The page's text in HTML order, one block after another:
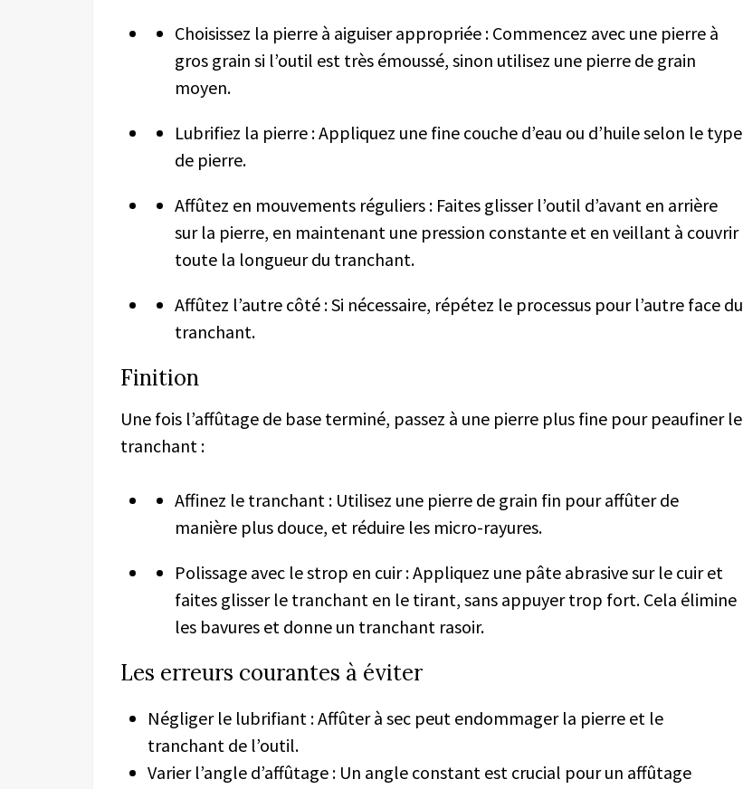
Choisissez la pierre à aiguiser appropriée : Commencez avec une pierre à
gros grain si l’outil est très émoussé, sinon utilisez une pierre de grain
moyen.
Lubrifiez la pierre : Appliquez une fine couche d’eau ou d’huile selon le type
de pierre.
Affûtez en mouvements réguliers : Faites glisser l’outil d’avant en arrière
sur la pierre, en maintenant une pression constante et en veillant à couvrir
toute la longueur du tranchant.
Affûtez l’autre côté : Si nécessaire, répétez le processus pour l’autre face du
tranchant.
Finition
Une fois l’affûtage de base terminé, passez à une pierre plus fine pour peaufiner le
tranchant :
Affinez le tranchant : Utilisez une pierre de grain fin pour affûter de
manière plus douce, et réduire les micro-rayures.
Polissage avec le strop en cuir : Appliquez une pâte abrasive sur le cuir et
faites glisser le tranchant en le tirant, sans appuyer trop fort. Cela élimine
les bavures et donne un tranchant rasoir.
Les erreurs courantes à éviter
Négliger le lubrifiant : Affûter à sec peut endommager la pierre et le
tranchant de l’outil.
Varier l’angle d’affûtage : Un angle constant est crucial pour un affûtage